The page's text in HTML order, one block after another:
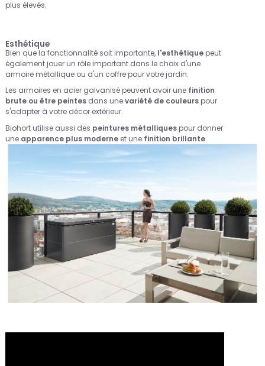
plus élevés.
Esthétique
Bien que la fonctionnalité soit importante, l'esthétique peut
également jouer un rôle important dans le choix d'une
armoire métallique ou d'un coffre pour votre jardin.
Les armoires en acier galvanisé peuvent avoir une finition
brute ou être peintes dans unevariété de couleurs pour
s'adapter à votre décor extérieur.
Biohort utilise aussi des peintures métalliques pour donner
une apparence plus moderne et une finition brillante.